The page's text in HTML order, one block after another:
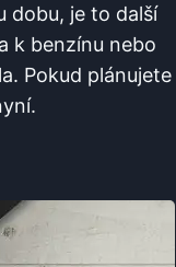
dobu, je to další
k benzínu nebo
Pokud plánujete